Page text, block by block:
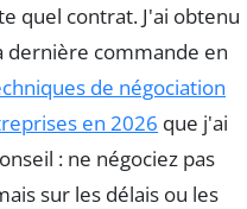
quel contrat. J'ai obtenu
dernière commande en
de négociation
en 2026 que j'ai
: ne négociez pas
sur les délais ou les